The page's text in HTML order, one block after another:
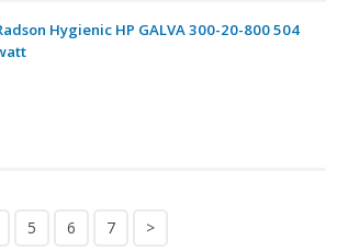
Hygienic HP GALVA 300-20-800 504
5 6 7 >